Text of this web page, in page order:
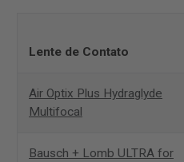
Lente de Contato
Air Optix Plus Hydraglyde
Multifocal
Bausch + Lomb ULTRA for